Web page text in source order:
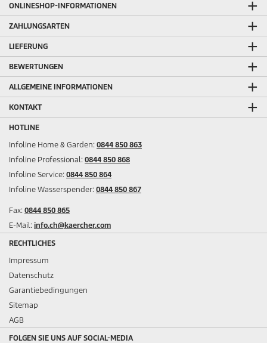
ONLINESHOP-INFORMATIONEN
ZAHLUNGSARTEN
LIEFERUNG
BEWERTUNGEN
ALLGEMEINE INFORMATIONEN
KONTAKT
HOTLINE
Infoline Home & Garden: 0844 850 863
Infoline Professional: 0844 850 868
Infoline Service: 0844 850 864
Infoline Wasserspender: 0844 850 867
Fax: 0844 850 865
E-Mail: info.ch@kaercher.com
RECHTLICHES
Impressum
Datenschutz
Garantiebedingungen
Sitemap
AGB
FOLGEN SIE UNS AUF SOCIAL-MEDIA